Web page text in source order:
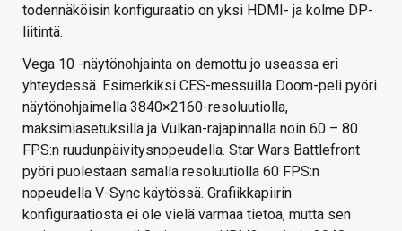
todennäköisin konfiguraatio on yksi HDMI- ja kolme DP-
liitintä.
Vega 10 -näytönohjainta on demottu jo useassa eri
yhteydessä. Esimerkiksi CES-messuilla Doom-peli pyöri
näytönohjaimella 3840×2160-resoluutiolla,
maksimiasetuksilla ja Vulkan-rajapinnalla noin 60 – 80
FPS:n ruudunpäivitysnopeudella. Star Wars Battlefront
pyöri puolestaan samalla resoluutiolla 60 FPS:n
nopeudella V-Sync käytössä. Grafiikkapiirin
konfiguraatiosta ei ole vielä varmaa tietoa, mutta sen